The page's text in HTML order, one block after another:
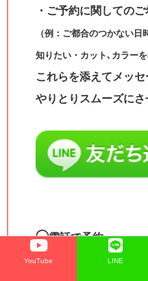
・ご予約に関しての
（例：ご都合のつかない
知りたい・カット､カラーを
これらを添えてメッ
やりとりスムーズに
◯電話で予約
YouTube LINE